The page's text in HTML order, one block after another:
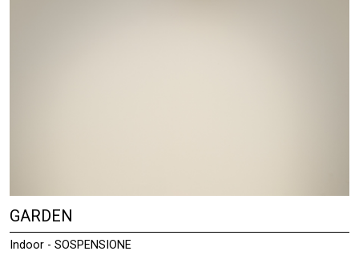
GARDEN
Indoor - SOSPENSIONE